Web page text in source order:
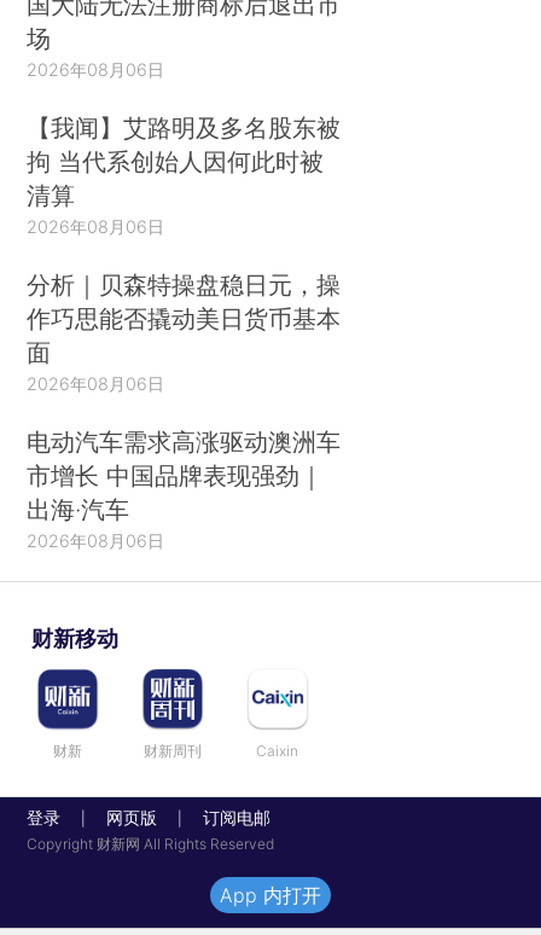
场
2026年08月06日
【我闻】艾路明及多名股东被
拘 当代系创始人因何此时被
清算
2026年08月06日
分析｜贝森特操盘稳日元，操
作巧思能否撬动美日货币基本
面
2026年08月06日
电动汽车需求高涨驱动澳洲车
市增长 中国品牌表现强劲｜
出海·汽车
2026年08月06日
财新移动
财新 财新周刊 Caixin
登录 网页版 订阅电邮
Copyright 财新网 All Rights Reserved
App 内打开